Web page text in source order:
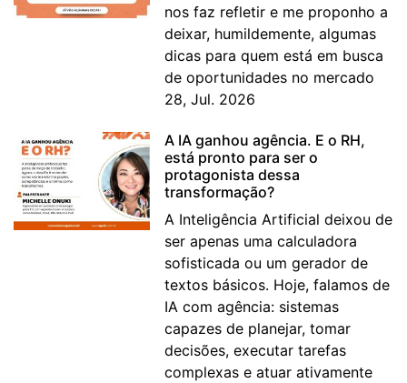
nos faz refletir e me proponho a
deixar, humildemente, algumas
dicas para quem está em busca
de oportunidades no mercado
28, Jul. 2026
A IA ganhou agência. E o RH,
está pronto para ser o
protagonista dessa
transformação?
A Inteligência Artificial deixou de
ser apenas uma calculadora
sofisticada ou um gerador de
textos básicos. Hoje, falamos de
IA com agência: sistemas
capazes de planejar, tomar
decisões, executar tarefas
complexas e atuar ativamente